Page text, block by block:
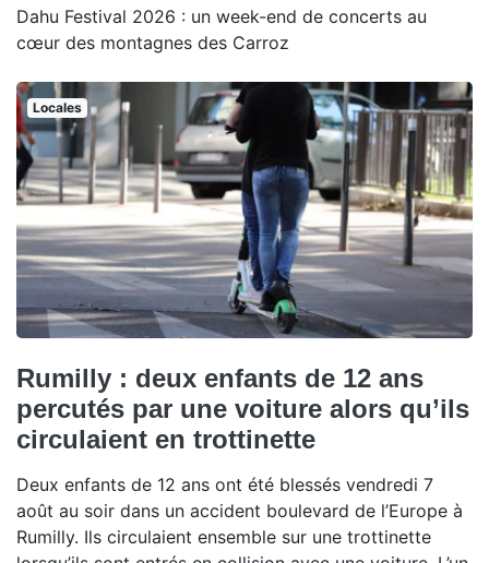
Dahu Festival 2026 : un week-end de concerts au
cœur des montagnes des Carroz
Locales
Rumilly : deux enfants de 12 ans
percutés par une voiture alors qu’ils
circulaient en trottinette
Deux enfants de 12 ans ont été blessés vendredi 7
août au soir dans un accident boulevard de l’Europe à
Rumilly. Ils circulaient ensemble sur une trottinette